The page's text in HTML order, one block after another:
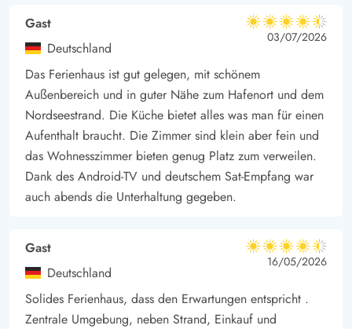
Gast
Deutschland
4.5 von 5
4.5 von 5
4.5 out of 5
03/07/2026
Das Ferienhaus ist gut gelegen, mit schönem
Außenbereich und in guter Nähe zum Hafenort und dem
Nordseestrand. Die Küche bietet alles was man für einen
Aufenthalt braucht. Die Zimmer sind klein aber fein und
das Wohnesszimmer bieten genug Platz zum verweilen.
Dank des Android-TV und deutschem Sat-Empfang war
auch abends die Unterhaltung gegeben.
Gast
Deutschland
4.5 von 5
4.5 von 5
4.5 out of 5
16/05/2026
Solides Ferienhaus, dass den Erwartungen entspricht .
Zentrale Umgebung, neben Strand, Einkauf und